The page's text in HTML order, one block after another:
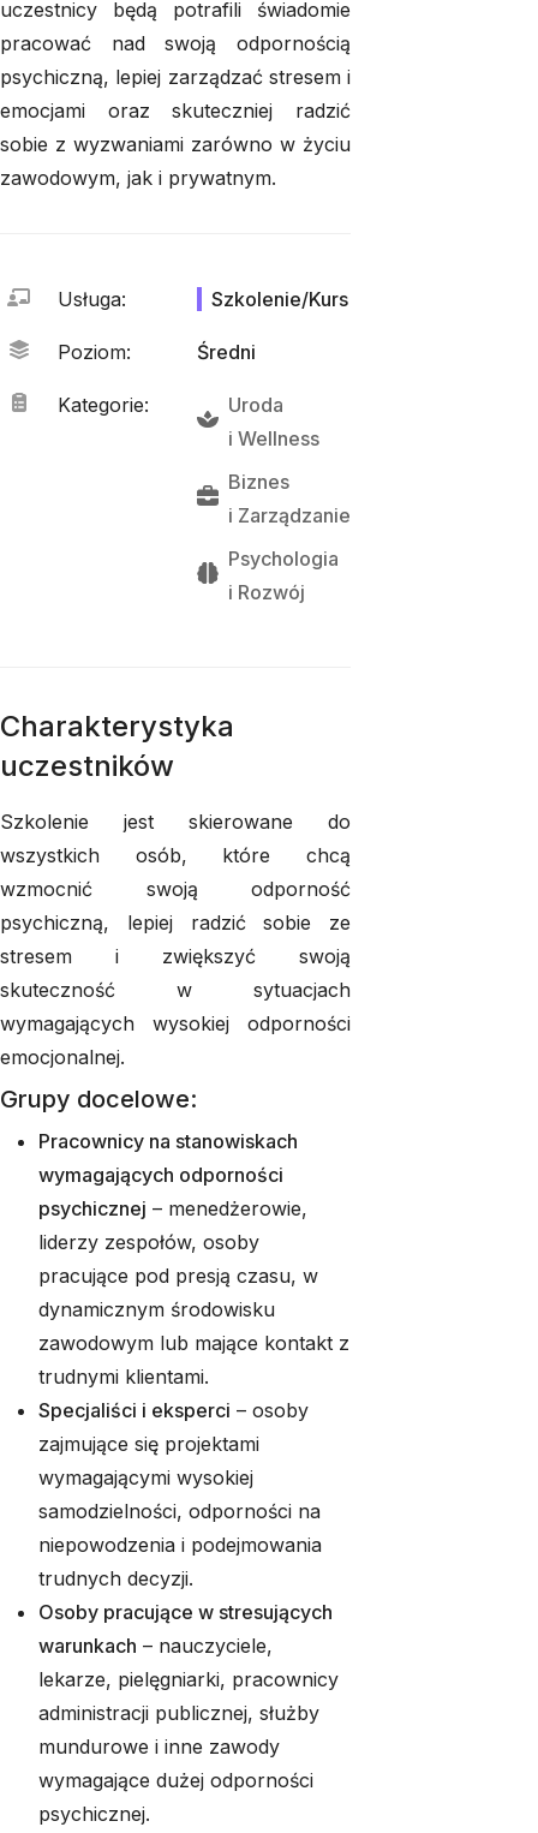
uczestnicy będą potrafili świadomie
pracować nad swoją odpornością
psychiczną, lepiej zarządzać stresem i
emocjami oraz skuteczniej radzić
sobie z wyzwaniami zarówno w życiu
zawodowym, jak i prywatnym.
Usługa: Szkolenie/Kurs
Poziom: Średni
Kategorie:
Uroda
i Wellness
Biznes
i Zarządzanie
Psychologia
i Rozwój
Charakterystyka
uczestników
Szkolenie jest skierowane do
wszystkich osób, które chcą
wzmocnić swoją odporność
psychiczną, lepiej radzić sobie ze
stresem i zwiększyć swoją
skuteczność w sytuacjach
wymagających wysokiej odporności
emocjonalnej.
Grupy docelowe:
Pracownicy na stanowiskach
wymagających odporności
psychicznej – menedżerowie,
liderzy zespołów, osoby
pracujące pod presją czasu, w
dynamicznym środowisku
zawodowym lub mające kontakt z
trudnymi klientami.
Specjaliści i eksperci – osoby
zajmujące się projektami
wymagającymi wysokiej
samodzielności, odporności na
niepowodzenia i podejmowania
trudnych decyzji.
Osoby pracujące w stresujących
warunkach – nauczyciele,
lekarze, pielęgniarki, pracownicy
administracji publicznej, służby
mundurowe i inne zawody
wymagające dużej odporności
psychicznej.